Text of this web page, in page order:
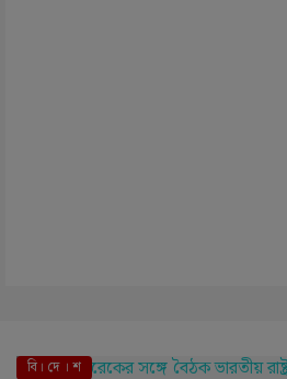
বি। দে । শ